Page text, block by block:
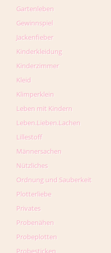
Gartenleben
Gewinnspiel
Jackenfieber
Kinderkleidung
Kinderzimmer
Kleid
Klimperklein
Leben mit Kindern
Leben.Lieben.Lachen
Lillestoff
Männersachen
Nützliches
Ordnung und Sauberkeit
Plotterliebe
Privates
Probenähen
Probeplotten
Probesticken